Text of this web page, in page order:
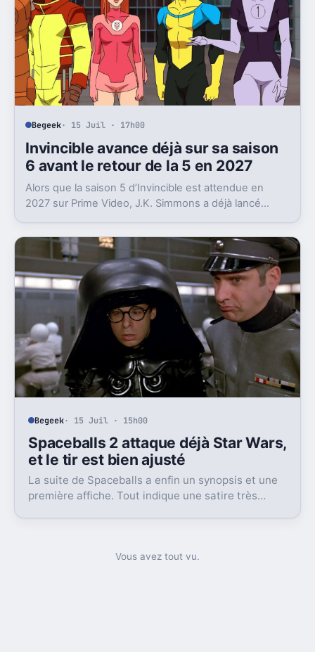
Begeek· 15 Juil · 17h00
Invincible avance déjà sur sa saison
6 avant le retour de la 5 en 2027
Alors que la saison 5 d’Invincible est attendue en
2027 sur Prime Video, J.K. Simmons a déjà lancé
Begeek· 15 Juil · 15h00
Spaceballs 2 attaque déjà Star Wars,
et le tir est bien ajusté
La suite de Spaceballs a enfin un synopsis et une
première affiche. Tout indique une satire très
Vous avez tout vu.